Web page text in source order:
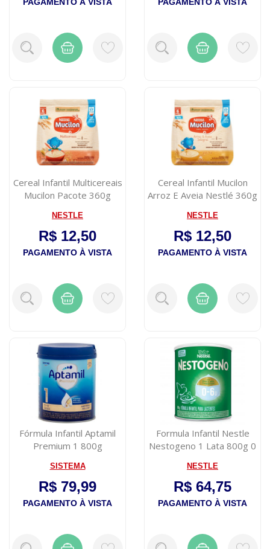
Cereal Infantil Multicereais
Mucilon Pacote 360g
NESTLE
R$ 12,50
PAGAMENTO À VISTA
Cereal Infantil Mucilon
Arroz E Aveia Nestlé 360g
NESTLE
R$ 12,50
PAGAMENTO À VISTA
Fórmula Infantil Aptamil
Premium 1 800g
SISTEMA
R$ 79,99
PAGAMENTO À VISTA
Formula Infantil Nestle
Nestogeno 1 Lata 800g 0
NESTLE
R$ 64,75
PAGAMENTO À VISTA